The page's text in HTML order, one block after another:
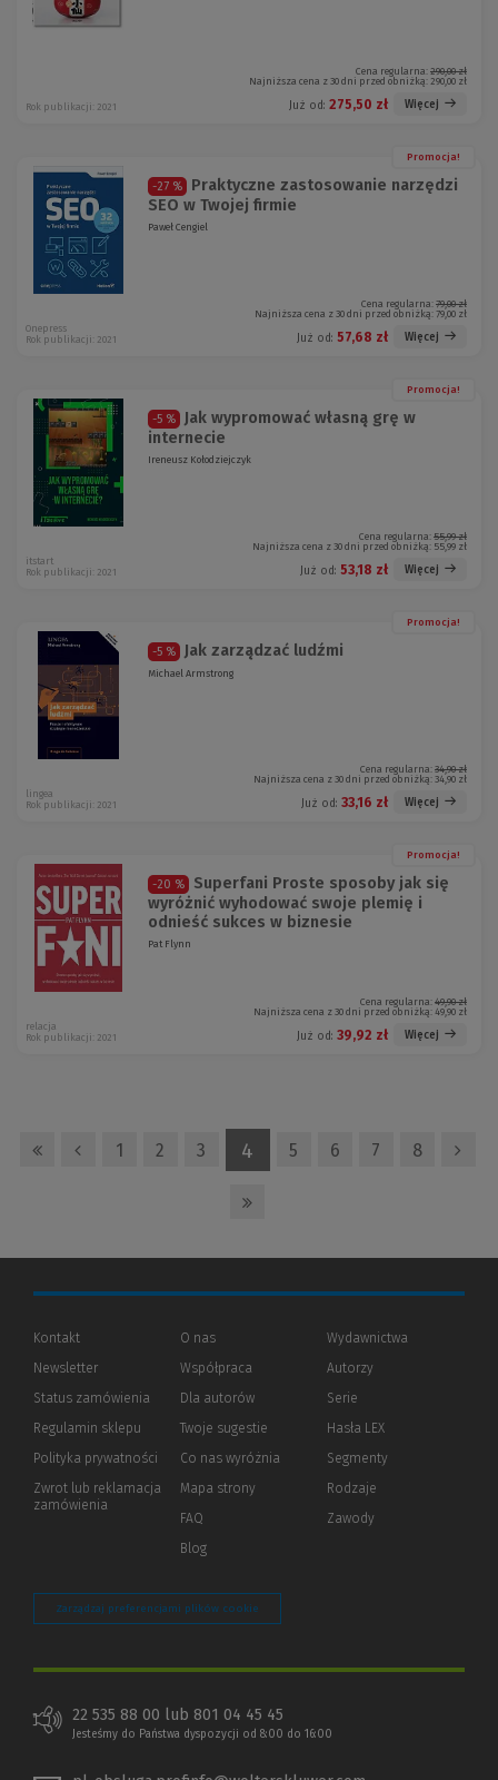
Cena regularna: 290,00 zł
Najniższa cena z 30 dni przed obniżką: 290,00 zł
Już od: 275,50 zł Więcej
Rok publikacji: 2021
Promocja!
-27 %
Praktyczne zastosowanie narzędzi
SEO w Twojej firmie
Paweł Cengiel
Cena regularna: 79,00 zł
Najniższa cena z 30 dni przed obniżką: 79,00 zł
Już od: 57,68 zł Więcej
Onepress
Rok publikacji: 2021
Promocja!
-5 %
Jak wypromować własną grę w
internecie
Ireneusz Kołodziejczyk
Cena regularna: 55,99 zł
Najniższa cena z 30 dni przed obniżką: 55,99 zł
Już od: 53,18 zł Więcej
itstart
Rok publikacji: 2021
Promocja!
-5 % Jak zarządzać ludźmi
Michael Armstrong
Cena regularna: 34,90 zł
Najniższa cena z 30 dni przed obniżką: 34,90 zł
Już od: 33,16 zł Więcej
lingea
Rok publikacji: 2021
Promocja!
-20 %
Superfani Proste sposoby jak się
wyróżnić wyhodować swoje plemię i
odnieść sukces w biznesie
Pat Flynn
Cena regularna: 49,90 zł
Najniższa cena z 30 dni przed obniżką: 49,90 zł
Już od: 39,92 zł Więcej
relacja
Rok publikacji: 2021
1 2 3 4 5 6 7 8
Kontakt
Newsletter
Status zamówienia
Regulamin sklepu
Polityka prywatności (Nowe
(Link
innej
Zwrot lub reklamacja
zamówienia
O nas
Współpraca
Dla autorów(Nowe
(Link
innej
strony)
Twoje sugestie
Co nas wyróżnia
Mapa strony
FAQ
Blog
Wydawnictwa
Autorzy
Serie
Hasła LEX
Segmenty
Rodzaje
Zawody
Zarządzaj preferencjami plików cookie
22 535 88 00 lub 801 04 45 45
Jesteśmy do Państwa dyspozycji od 8:00 do 16:00